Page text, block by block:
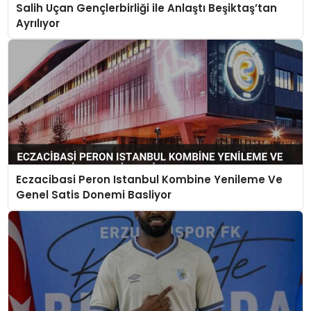
Salih Uçan Gençlerbirliği ile Anlaştı Beşiktaş’tan
Ayrılıyor
Eczacibasi Peron Istanbul Kombine Yenileme Ve
Genel Satis Donemi Basliyor